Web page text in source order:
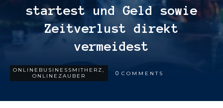
startest und Geld sowie
Zeitverlust direkt
vermeidest
ONLINEBUSINESSMITHERZ,
ONLINEZAUBER
0 COMMENTS